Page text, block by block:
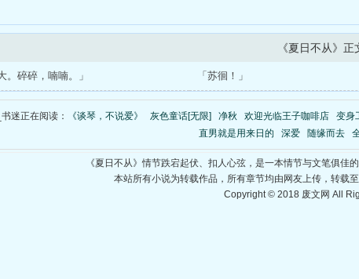
《夏日不从》正
。碎碎，喃喃。」 「苏徊！」
迷正在阅读： 《谈琴，不说爱》 灰色童话[无限] 净秋 欢迎光临王子咖啡店 变身
直男就是用来日的
深爱 随缘而去
《夏日不从》情节跌宕起伏、扣人心弦，是一本情节与文笔俱佳
本站所有小说为转载作品，所有章节均由网友上传，转载
Copyright © 2018 废文网 All